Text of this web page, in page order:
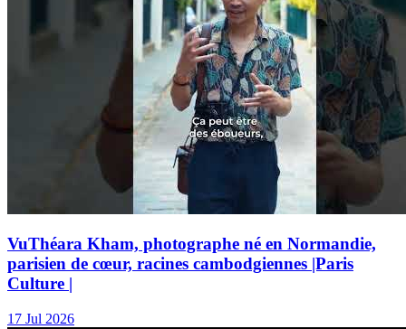
VuThéara Kham, photographe né en Normandie,
parisien de cœur, racines cambodgiennes |Paris
Culture |
17 Jul 2026